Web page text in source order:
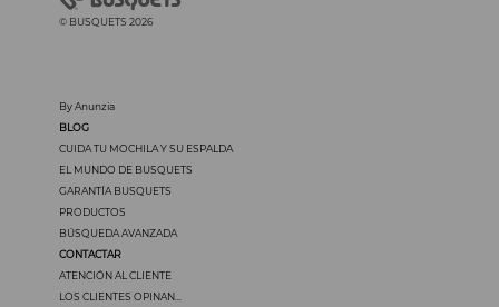
© BUSQUETS 2026
By Anunzia
BLOG
CUIDA TU MOCHILA Y SU ESPALDA
EL MUNDO DE BUSQUETS
GARANTÍA BUSQUETS
PRODUCTOS
BÚSQUEDA AVANZADA
CONTACTAR
ATENCIÓN AL CLIENTE
LOS CLIENTES OPINAN...